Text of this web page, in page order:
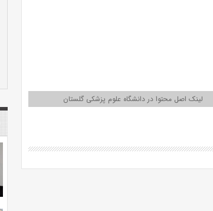
لینک اصل محتوا در دانشگاه علوم پزشکی گلستان